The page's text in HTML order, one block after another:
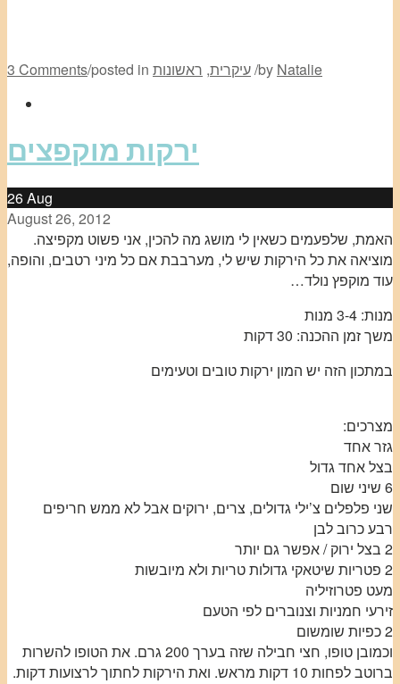
3 Comments/posted in עיקרית, ראשונות /by Natalie
ירקות מוקפצים
26Aug
August 26, 2012
האמת, שלפעמים כשאין לי מושג מה להכין, אני פשוט מקפיצה.
מוציאה את כל הירקות שיש לי, מערבבת אם כל מיני רטבים, והופה,
עוד מוקפץ נולד…
מנות: 3-4 מנות
משך זמן ההכנה: 30 דקות
במתכון הזה יש המון ירקות טובים וטעימים
מצרכים:
גזר אחד
בצל אחד גדול
6 שיני שום
שני פלפלים צ’ילי גדולים, צרים, ירוקים אבל לא ממש חריפים
רבע כרוב לבן
2 בצל ירוק / אפשר גם יותר
2 פטריות שיטאקי גדולות טריות ולא מיובשות
מעט פטרוזיליה
זירעי חמניות וצנוברים לפי הטעם
2 כפיות שומשום
וכמובן טופו, חצי חבילה שזה בערך 200 גרם. את הטופו להשרות
ברוטב לפחות 10 דקות מראש. ואת הירקות לחתוך לרצועות דקות.